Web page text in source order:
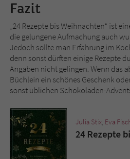
Fazit
„24 Rezepte bis Weihnachten“ ist
die gelungene Aufmachung auch
Jedoch sollte man Erfahrung im
denn sonst dürften einige Rezepte
Angaben nicht gelingen. Wenn das
Büchlein ein schönes Geschenk
sonst üblichen Schokoladen-
Julia Stix, Eva
24 Rezepte